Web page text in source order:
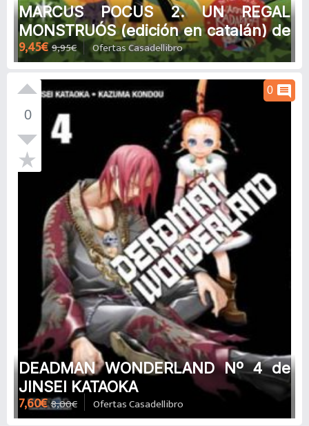
MARCUS POCUS 2. UN REGAL
MONSTRUÓS (edición en catalán) de
PEDRO MAÑAS
9,45€ 9,95€ Ofertas Casadellibro
0
0 comment
DEADMAN WONDERLAND Nº 4 de
JINSEI KATAOKA
7,60€ 8,00€ Ofertas Casadellibro